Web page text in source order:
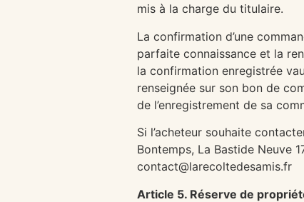
mis à la charge du titulaire.
La confirmation d’une
parfaite connaissance et la
la confirmation enregistrée
renseignée sur son bon de
de l’enregistrement de sa
Si l’acheteur souhaite
Bontemps, La Bastide Neuve
contact@larecoltedesamis.fr
Article 5. Réserve de